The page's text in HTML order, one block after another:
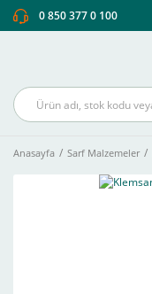
0 850 377 0 100
Anasayfa Sarf Malzemeler